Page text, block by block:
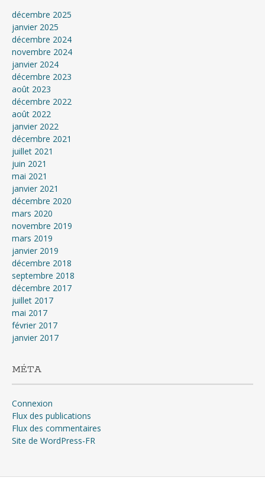
décembre 2025
janvier 2025
décembre 2024
novembre 2024
janvier 2024
décembre 2023
août 2023
décembre 2022
août 2022
janvier 2022
décembre 2021
juillet 2021
juin 2021
mai 2021
janvier 2021
décembre 2020
mars 2020
novembre 2019
mars 2019
janvier 2019
décembre 2018
septembre 2018
décembre 2017
juillet 2017
mai 2017
février 2017
janvier 2017
MÉTA
Connexion
Flux des publications
Flux des commentaires
Site de WordPress-FR